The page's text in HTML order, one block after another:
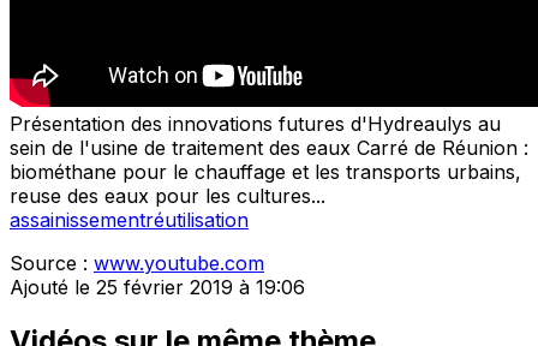
Présentation des innovations futures d'Hydreaulys au
sein de l'usine de traitement des eaux Carré de Réunion :
biométhane pour le chauffage et les transports urbains,
reuse des eaux pour les cultures...
assainissementréutilisation
Source : www.youtube.com
Ajouté le 25 février 2019 à 19:06